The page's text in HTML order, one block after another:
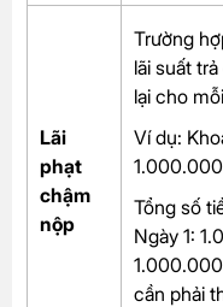
Lãi
phạt
chậm
nộp
Trường
lãi suất
lại cho
Ví dụ:
Tổng số
Ngày 1:
1.000.000
cần phải